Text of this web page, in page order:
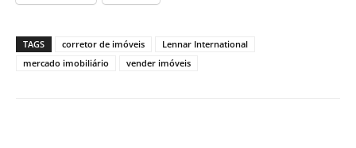
TAGS corretor de imóveis
Lennar International
mercado imobiliário
vender imóveis